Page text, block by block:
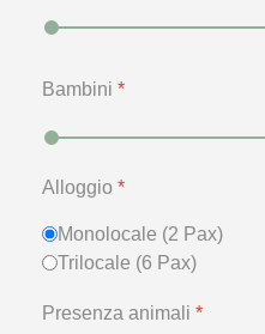
Bambini *
Alloggio *
Monolocale (2 Pax)
Trilocale (6 Pax)
Presenza animali *